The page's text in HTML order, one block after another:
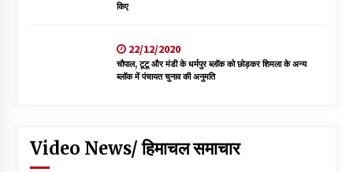
किए
22/12/2020
चौपाल, टूटू और मंडी के धर्मपुर ब्लॉक को छोड़कर शिमला के अन्य
ब्लॉक में पंचायत चुनाव की अनुमति
Video News/ हिमाचल समाचार